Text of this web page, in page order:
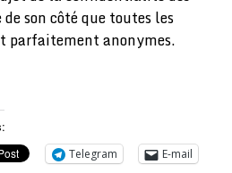
son côté que toutes les
parfaitement anonymes.
Telegram
E-mail